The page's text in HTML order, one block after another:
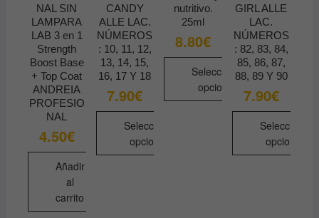
de
producto
la
página
de
producto
NAL SIN
LAMPARA
LAB 3 en 1
Strength
Boost Base
+ Top Coat
ANDREIA
PROFESIO
NAL
4.50€
Añadir
al
carrito
CANDY
ALLE LAC.
NÚMEROS
: 10, 11, 12,
13, 14, 15,
16, 17 Y 18
7.90€
Seleccionar
opciones
nutritivo.
25ml
8.80€
Seleccionar
opciones
múltiples
GIRL ALLE
LAC.
NÚMEROS
: 82, 83, 84,
85, 86, 87,
88, 89 Y 90
7.90€
Seleccionar
opciones